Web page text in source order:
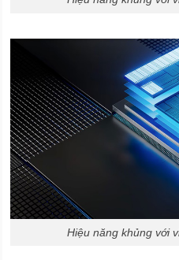
Hiệu năng khủng với